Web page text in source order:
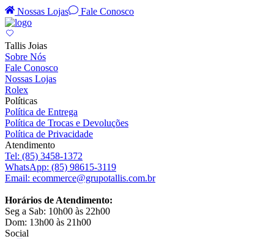
Nossas Lojas Fale Conosco
Tallis Joias
Sobre Nós
Fale Conosco
Nossas Lojas
Rolex
Políticas
Política de Entrega
Política de Trocas e Devoluções
Política de Privacidade
Atendimento
Tel: (85) 3458-1372
WhatsApp: (85) 98615-3119
Email: ecommerce@grupotallis.com.br
Horários de Atendimento:
Seg a Sab: 10h00 às 22h00
Dom: 13h00 às 21h00
Social